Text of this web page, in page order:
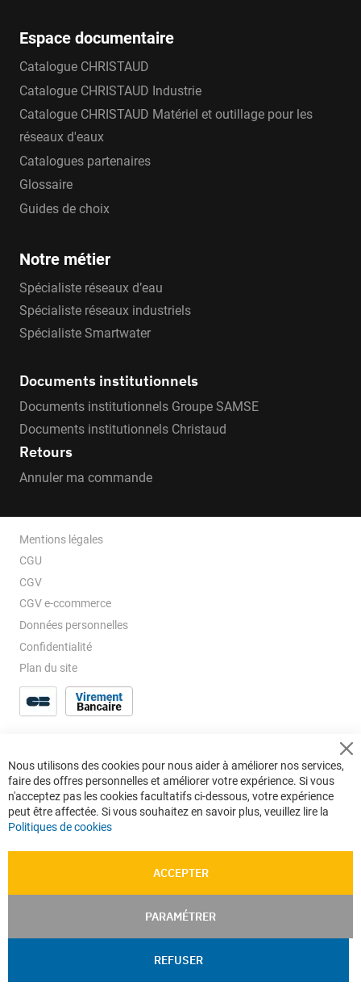
Espace documentaire
Catalogue CHRISTAUD
Catalogue CHRISTAUD Industrie
Catalogue CHRISTAUD Matériel et outillage pour les
réseaux d'eaux
Catalogues partenaires
Glossaire
Guides de choix
Notre métier
Spécialiste réseaux d’eau
Spécialiste réseaux industriels
Spécialiste Smartwater
Documents institutionnels
Documents institutionnels Groupe SAMSE
Documents institutionnels Christaud
Retours
Annuler ma commande
Mentions légales
CGU
CGV
CGV e-ccommerce
Données personnelles
Confidentialité
Plan du site
Nous utilisons des cookies pour nous aider à améliorer nos services,
faire des offres personnelles et améliorer votre expérience. Si vous
n'acceptez pas les cookies facultatifs ci-dessous, votre expérience
peut être affectée. Si vous souhaitez en savoir plus, veuillez lire la
Politiques de cookies
ACCEPTER
PARAMÉTRER
REFUSER